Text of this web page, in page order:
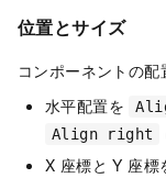
位置とサイズ
コンポーネントの配
水平配置を
Align right
X 座標と Y 座標